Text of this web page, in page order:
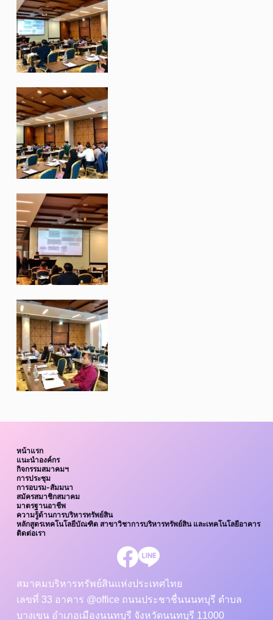
หน้าแรก
แนะนำองค์กร
กิจกรรมสมาคมฯ
การประชุม
การอบรม-สัมมนา
สมัครสมาชิกสมาคม
มาตรฐานอาชีพ
ความรู้ด้านการบริหารทรัพย์สิน
หลักสูตรเทคโนโลยีบัณฑิต สาขาวิชาการบริหารทรัพย์สิน และเทคโนโลยีอาคาร
ติดต่อเรา
สมาคมบริหารทรัพย์สินแห่งประเทศไทย
เลขที่ 33 อาคาร @office ถนนประชาชื่นนนทบุรี ตำบล
บางเขน อำเภอเมืองนนทบุรี จังหวัดนนทบุรี 11000